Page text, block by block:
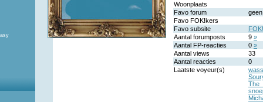
Woonplaats
Favo forum
geen
Favo FOK!kers
Favo subsite
Aantal forumposts
9 »
Aantal FP-reacties
0 »
Aantal views
33
Aantal reacties
0
Laatste voyeur(s)